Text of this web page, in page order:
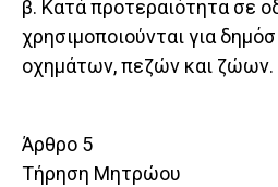
β. Κατά προτεραιότητα σε
χρησιμοποιούνται για
οχημάτων, πεζών και ζώων.
Άρθρο 5
Τήρηση Μητρώου